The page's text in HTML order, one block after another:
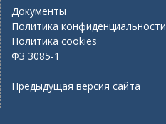
Документы
Политика конфиденциальности
Политика cookies
ФЗ 3085-1
Предыдущая версия сайта